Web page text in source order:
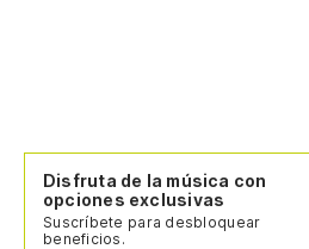
Disfruta de la música con
opciones exclusivas
Suscríbete para desbloquear
beneficios.